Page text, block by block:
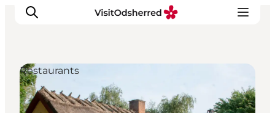
Events
Restaurants